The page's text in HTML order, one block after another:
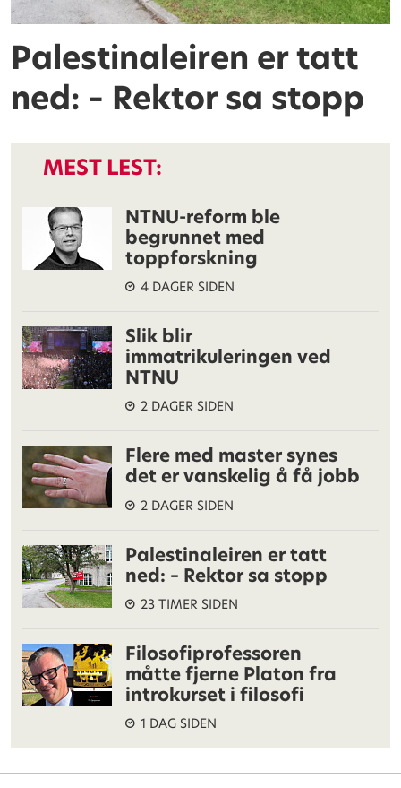
Palestinaleiren er tatt
ned: – Rektor sa stopp
MEST LEST:
NTNU-reform ble
begrunnet med
toppforskning
4 DAGER SIDEN
Slik blir
immatrikuleringen ved
NTNU
2 DAGER SIDEN
Flere med master synes
det er vanskelig å få jobb
2 DAGER SIDEN
Palestinaleiren er tatt
ned: – Rektor sa stopp
23 TIMER SIDEN
Filosofiprofessoren
måtte fjerne Platon fra
introkurset i filosofi
1 DAG SIDEN